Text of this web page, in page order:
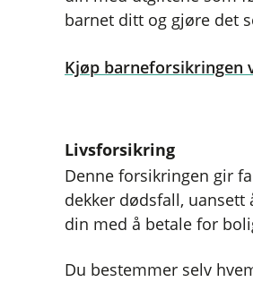
barnet ditt og gjøre det
Kjøp barneforsikringen
Livsforsikring
Denne forsikringen gir
dekker dødsfall,
din med å betale for
Du bestemmer selv